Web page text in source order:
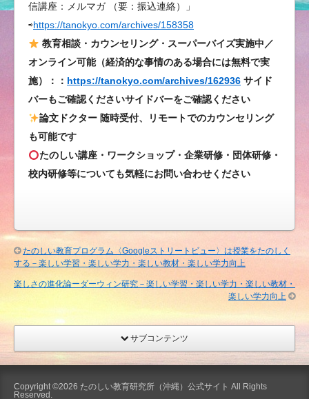
上
は
信講座：メルマガ （要：振込連絡）」
⇨https://tanokyo.com/archives/158358
教育相談・カウンセリング・スーパーバイズ実施中／
オンライン可能（経済的な事情のある場合には無料で実
施）：： https://tanokyo.com/archives/162936 サイド
バーもご確認くださいサイドバーをご確認ください
論文ドクター 随時受付、リモートでのカウンセリング
も可能です
たのしい講座・ワークショップ・企業研修・団体研修・
校内研修等についても気軽にお問い合わせください
たのしい教育プログラム〈Googleストリートビュー〉は授業をたのしく
する－楽しい学習・楽しい学力・楽しい教材・楽しい学力向上
楽しさの進化論ーダーウィン研究－楽しい学習・楽しい学力・楽しい教材・
楽しい学力向上
サブコンテンツ
Copyright ©2026 たのしい教育研究所（沖縄）公式サイト All Rights
Reserved.